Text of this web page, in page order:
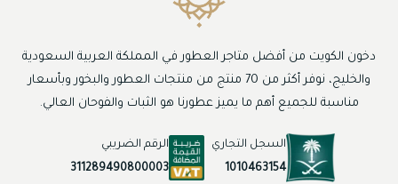
دخون الكويت من أفضل متاجر العطور في المملكة العربية السعودية
والخليج، نوفر أكثر من 70 منتج من منتجات العطور والبخور وبأسعار
مناسبة للجميع أهم ما يميز عطورنا هو الثبات والفوحان العالي.
السجل التجاري
1010463154
الرقم الضريبي
311289490800003